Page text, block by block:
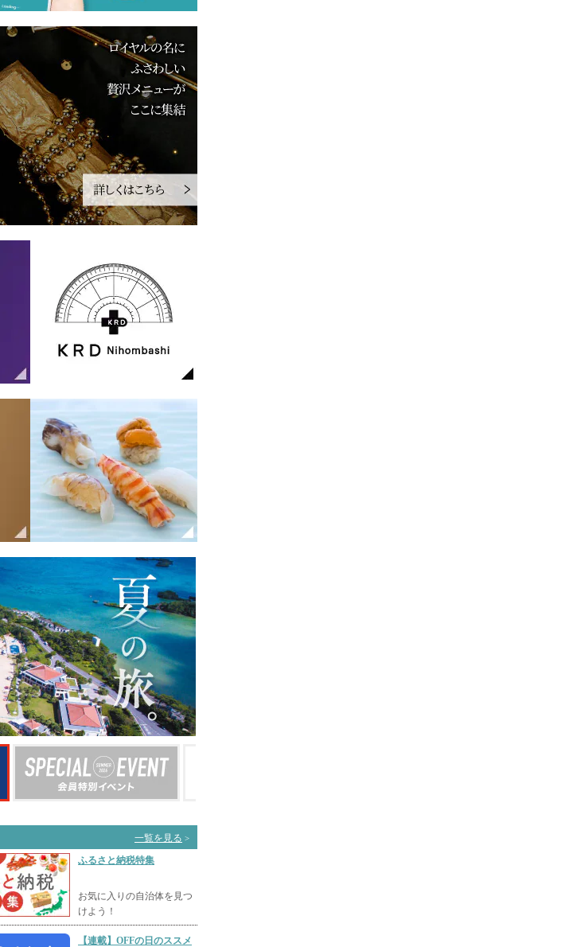
一覧を見る >
ふるさと納税特集
お気に入りの自治体を見つ
けよう！
【連載】OFFの日のススメ